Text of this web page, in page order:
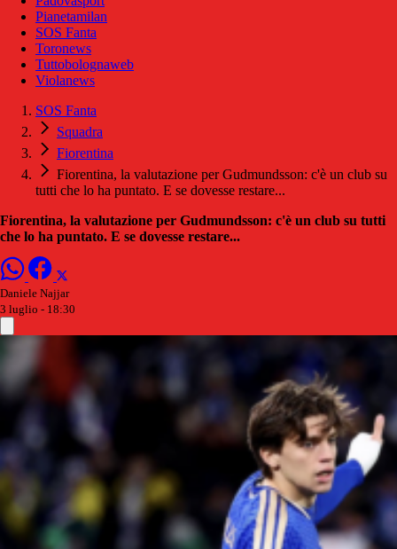
Pianetamilan
SOS Fanta
Toronews
Tuttobolognaweb
Violanews
SOS Fanta
Squadra
Fiorentina
Fiorentina, la valutazione per Gudmundsson: c'è un club su
tutti che lo ha puntato. E se dovesse restare...
Fiorentina, la valutazione per Gudmundsson: c'è un club su tutti
che lo ha puntato. E se dovesse restare...
Daniele Najjar
3 luglio - 18:30